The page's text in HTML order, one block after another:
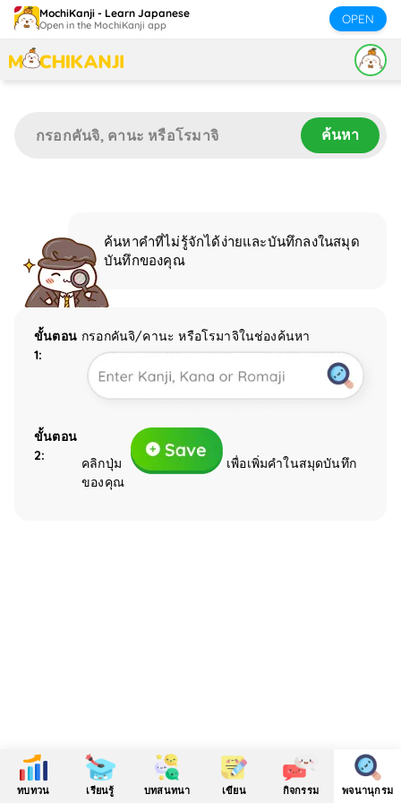
ทบทวน เรียนรู้ บทสนทนา เขียน กิจกรรม พจนานุกรม
MochiKanji - Learn Japanese
Open in the MochiKanji app OPEN
ค้นหา
ค้นหาคำที่ไม่รู้จักได้ง่ายและบันทึกลงในสมุด
บันทึกของคุณ
ขั้นตอน
1:
กรอกคันจิ/คานะ หรือโรมาจิในช่องค้นหา
ขั้นตอน
2:
คลิกปุ่ม
เพื่อเพิ่มคำในสมุดบันทึก
ของคุณ